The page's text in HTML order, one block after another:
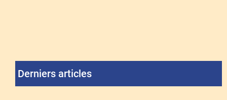
Derniers articles